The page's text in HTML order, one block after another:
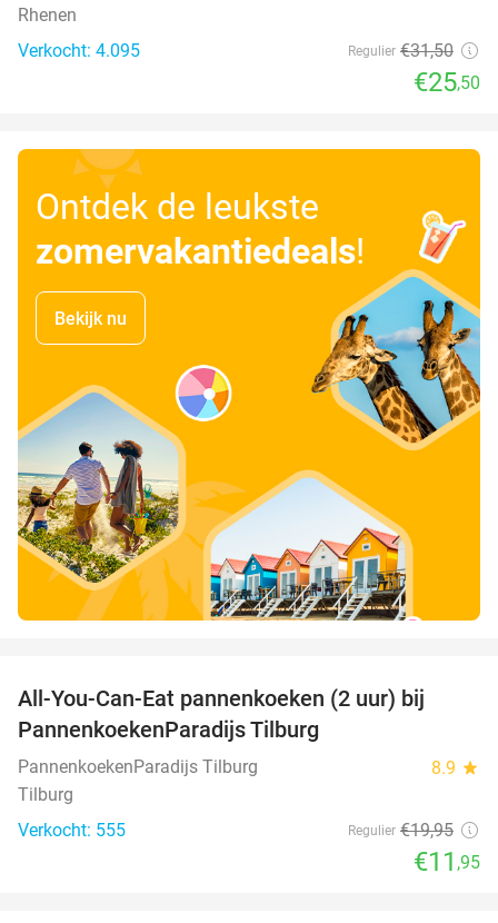
Rhenen
Verkocht: 4.095
Regulier €31,50
€25,50
Ontdek de leukste
zomervakantiedeals!
Bekijk nu
All-You-Can-Eat pannenkoeken (2 uur) bij
PannenkoekenParadijs Tilburg
PannenkoekenParadijs Tilburg 8.9 star
Tilburg
Verkocht: 555
Regulier €19,95
€11 ,95